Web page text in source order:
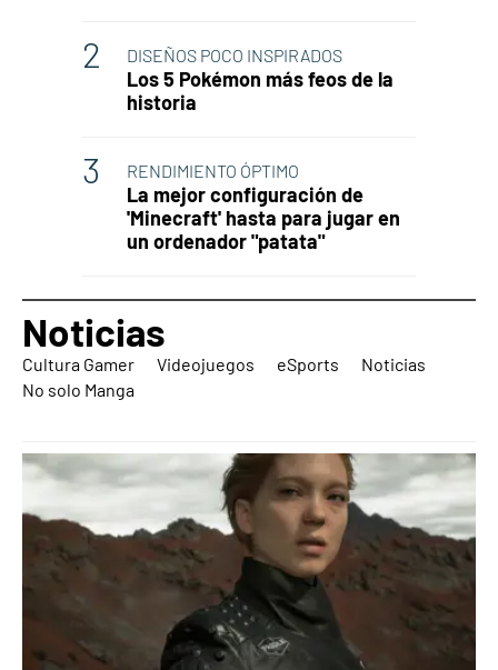
DISEÑOS POCO INSPIRADOS
Los 5 Pokémon más feos de la
historia
RENDIMIENTO ÓPTIMO
La mejor configuración de
'Minecraft' hasta para jugar en
un ordenador "patata"
Noticias
Cultura Gamer Videojuegos eSports
Noticias
No solo Manga